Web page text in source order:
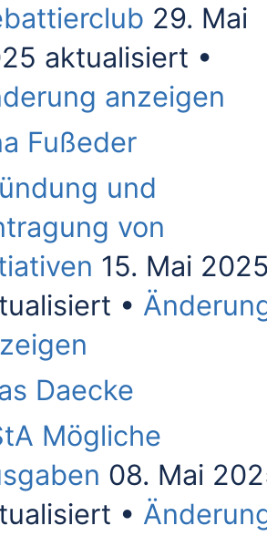
29. Mai
aktualisiert
anzeigen
Fußeder
und
von
15. Mai
Daecke
Mögliche
08. Mai